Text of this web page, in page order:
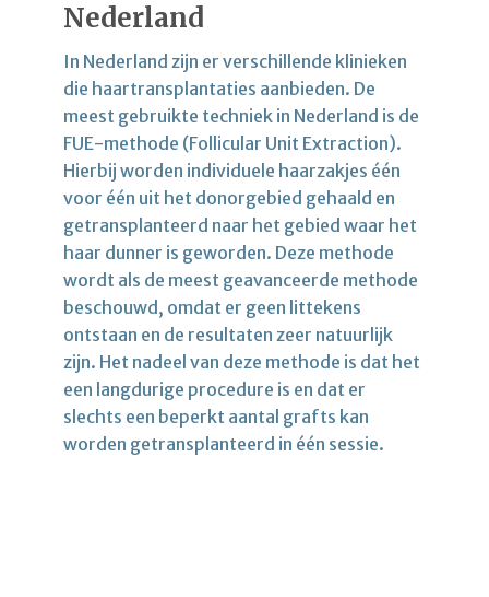
Nederland
In Nederland zijn er verschillende klinieken
die haartransplantaties aanbieden. De
meest gebruikte techniek in Nederland is de
FUE-methode (Follicular Unit Extraction).
Hierbij worden individuele haarzakjes één
voor één uit het donorgebied gehaald en
getransplanteerd naar het gebied waar het
haar dunner is geworden. Deze methode
wordt als de meest geavanceerde methode
beschouwd, omdat er geen littekens
ontstaan en de resultaten zeer natuurlijk
zijn. Het nadeel van deze methode is dat het
een langdurige procedure is en dat er
slechts een beperkt aantal grafts kan
worden getransplanteerd in één sessie.